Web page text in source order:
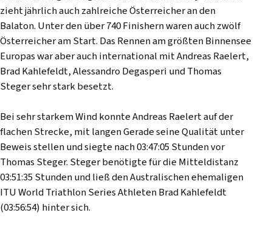
zieht jährlich auch zahlreiche Österreicher an den
Balaton. Unter den über 740 Finishern waren auch zwölf
Österreicher am Start. Das Rennen am größten Binnensee
Europas war aber auch international mit Andreas Raelert,
Brad Kahlefeldt, Alessandro Degasperi und Thomas
Steger sehr stark besetzt.
Bei sehr starkem Wind konnte Andreas Raelert auf der
flachen Strecke, mit langen Gerade seine Qualität unter
Beweis stellen und siegte nach 03:47:05 Stunden vor
Thomas Steger. Steger benötigte für die Mitteldistanz
03:51:35 Stunden und ließ den Australischen ehemaligen
ITU World Triathlon Series Athleten Brad Kahlefeldt
(03:56:54) hinter sich.